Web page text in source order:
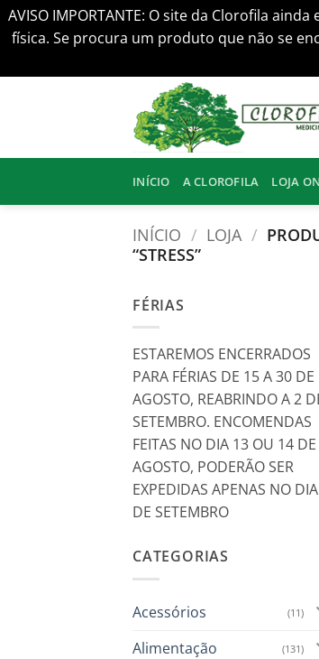
AVISO IMPORTANTE: O site da Clorofila
física. Se procura um produto que não se
INÍCIO A CLOROFILA LOJA
INÍCIO / LOJA /
“STRESS”
FÉRIAS
ESTAREMOS ENCERRADOS
PARA FÉRIAS DE 15 A 30 DE
AGOSTO, REABRINDO A 2
SETEMBRO. ENCOMENDAS
FEITAS NO DIA 13 OU 14 DE
AGOSTO, PODERÃO SER
EXPEDIDAS APENAS NO
DE SETEMBRO
CATEGORIAS
Acessórios (11)
Alimentação (131)